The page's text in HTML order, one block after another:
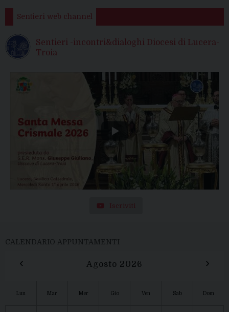
Sentieri web channel
Sentieri -incontri&dialoghi Diocesi di Lucera-
Troia
Iscriviti
CALENDARIO APPUNTAMENTI
‹ Agosto 2026 ›
Lun Mar Mer Gio Ven Sab Dom